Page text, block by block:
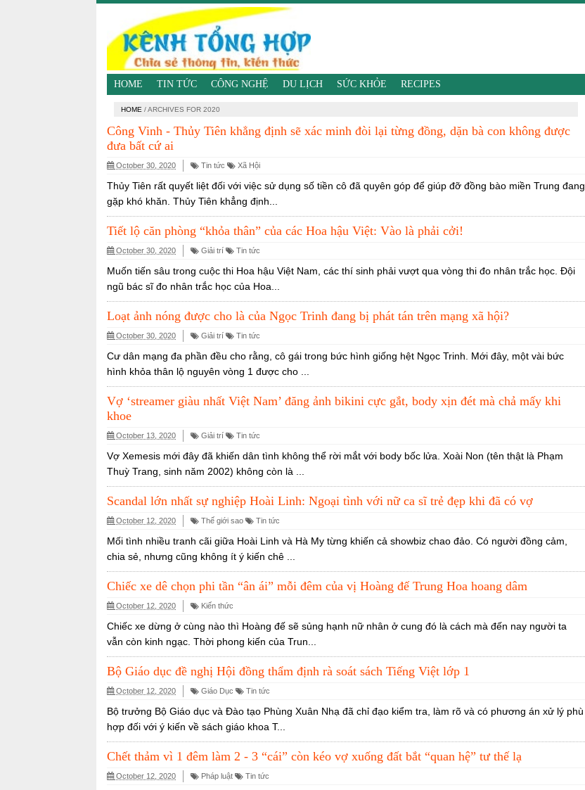
HOME TIN TỨC CÔNG NGHỆ DU LỊCH SỨC KHỎE RECIPES
HOME /ARCHIVES FOR 2020
Công Vinh - Thủy Tiên khẳng định sẽ xác minh đòi lại từng đồng, dặn bà con không được
đưa bất cứ ai
October 30, 2020 Tin tức Xã Hội
Thủy Tiên rất quyết liệt đối với việc sử dụng số tiền cô đã quyên góp để giúp đỡ đồng bào miền Trung đang
gặp khó khăn. Thủy Tiên khẳng định...
Tiết lộ căn phòng “khỏa thân” của các Hoa hậu Việt: Vào là phải cởi!
October 30, 2020 Giải trí Tin tức
Muốn tiến sâu trong cuộc thi Hoa hậu Việt Nam, các thí sinh phải vượt qua vòng thi đo nhân trắc học. Đội
ngũ bác sĩ đo nhân trắc học của Hoa...
Loạt ảnh nóng được cho là của Ngọc Trinh đang bị phát tán trên mạng xã hội?
October 30, 2020 Giải trí Tin tức
Cư dân mạng đa phần đều cho rằng, cô gái trong bức hình giống hệt Ngọc Trinh. Mới đây, một vài bức
hình khỏa thân lộ nguyên vòng 1 được cho ...
Vợ ‘streamer giàu nhất Việt Nam’ đăng ảnh bikini cực gắt, body xịn đét mà chả mấy khi
khoe
October 13, 2020 Giải trí Tin tức
Vợ Xemesis mới đây đã khiến dân tình không thể rời mắt với body bốc lửa. Xoài Non (tên thật là Phạm
Thuỳ Trang, sinh năm 2002) không còn là ...
Scandal lớn nhất sự nghiệp Hoài Linh: Ngoại tình với nữ ca sĩ trẻ đẹp khi đã có vợ
October 12, 2020 Thế giới sao Tin tức
Mối tình nhiều tranh cãi giữa Hoài Linh và Hà My từng khiến cả showbiz chao đảo. Có người đồng cảm,
chia sẻ, nhưng cũng không ít ý kiến chê ...
Chiếc xe dê chọn phi tần “ân ái” mỗi đêm của vị Hoàng đế Trung Hoa hoang dâm
October 12, 2020 Kiến thức
Chiếc xe dừng ở cùng nào thì Hoàng đế sẽ sủng hạnh nữ nhân ở cung đó là cách mà đến nay người ta
vẫn còn kinh ngạc. Thời phong kiến của Trun...
Bộ Giáo dục đề nghị Hội đồng thẩm định rà soát sách Tiếng Việt lớp 1
October 12, 2020 Giáo Dục Tin tức
Bộ trưởng Bộ Giáo dục và Đào tạo Phùng Xuân Nhạ đã chỉ đạo kiểm tra, làm rõ và có phương án xử lý phù
hợp đối với ý kiến về sách giáo khoa T...
Chết thảm vì 1 đêm làm 2 - 3 “cái” còn kéo vợ xuống đất bắt “quan hệ” tư thế lạ
October 12, 2020 Pháp luật Tin tức